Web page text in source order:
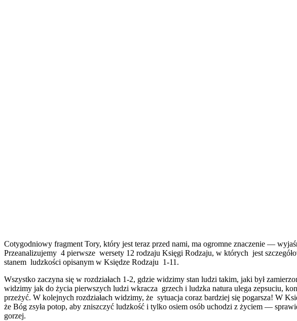
Cotygodniowy fragment Tory, który jest teraz przed nami, ma ogromne znaczenie —
Przeanalizujemy 4 pierwsze wersety 12 rodzaju Księgi Rodzaju, w których jest
stanem ludzkości opisanym w Księdze Rodzaju 1-11.
Wszystko zaczyna się w rozdziałach 1-2, gdzie widzimy stan ludzi takim, jaki był
widzimy jak do życia pierwszych ludzi wkracza grzech i ludzka natura ulega zepsuciu,
przeżyć. W kolejnych rozdziałach widzimy, że sytuacja coraz bardziej się pogarsza! W
że Bóg zsyła potop, aby zniszczyć ludzkość i tylko osiem osób uchodzi z życiem —
gorzej.